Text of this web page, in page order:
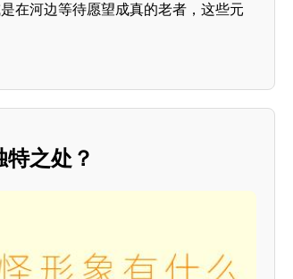
在河边等待愿望成真的老者，这些元
之处？